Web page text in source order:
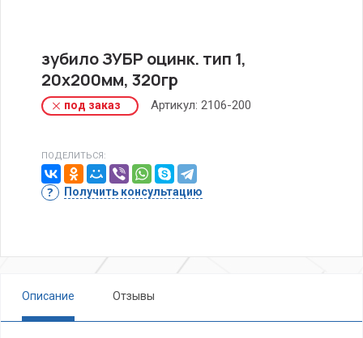
зубило ЗУБР оцинк. тип 1,
20х200мм, 320гр
под заказ Артикул: 2106-200
ПОДЕЛИТЬСЯ:
Получить консультацию
Описание Отзывы